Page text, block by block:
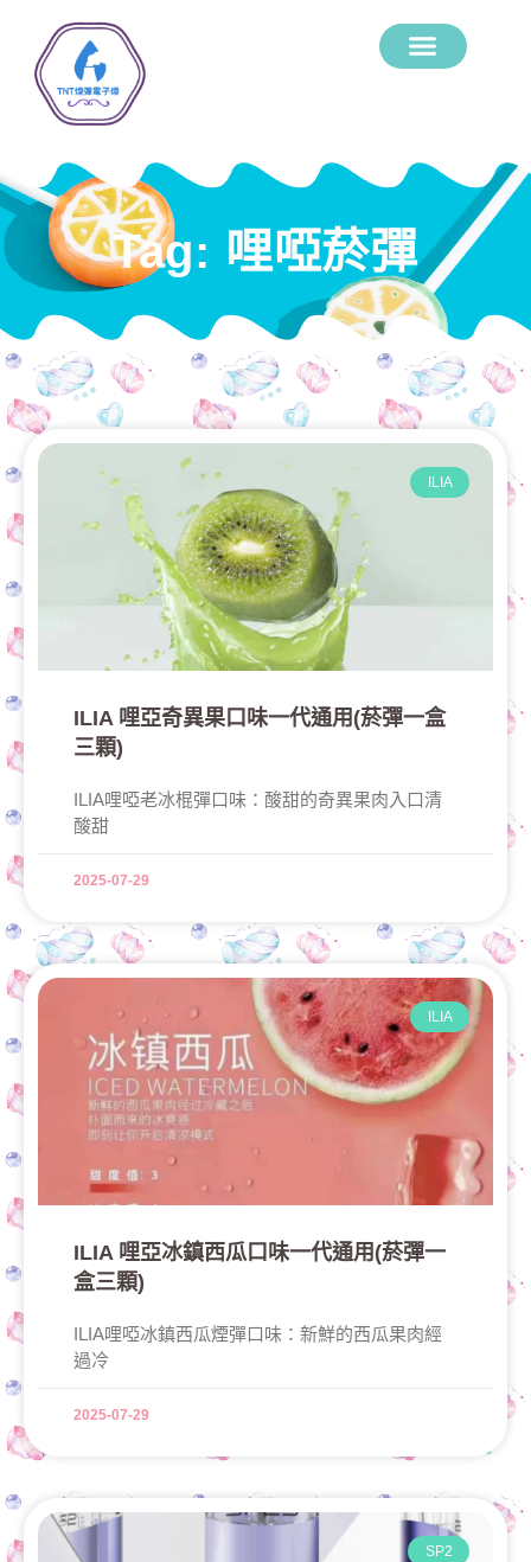
Tag: 哩啞菸彈
ILIA
ILIA 哩亞奇異果口味一代通用(菸彈一盒
三顆)
ILIA哩啞老冰棍彈口味：酸甜的奇異果肉入口清
酸甜
2025-07-29
ILIA
ILIA 哩亞冰鎮西瓜口味一代通用(菸彈一
盒三顆)
ILIA哩啞冰鎮西瓜煙彈口味：新鮮的西瓜果肉經
過冷
2025-07-29
SP2